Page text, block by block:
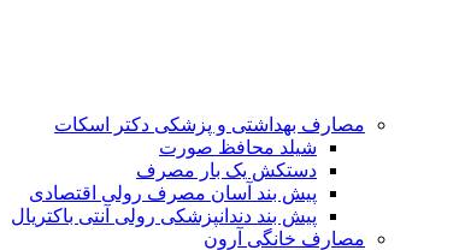
مصارف بهداشتی و پزشکی دکتر اسکات
شیلد محافظ صورت
دستکش یک بار مصرف
پیش بند آسان مصرف رولی اقتصادی
پیش بند دندانپزشکی رولی آنتی باکتریال
مصارف خانگی آرون